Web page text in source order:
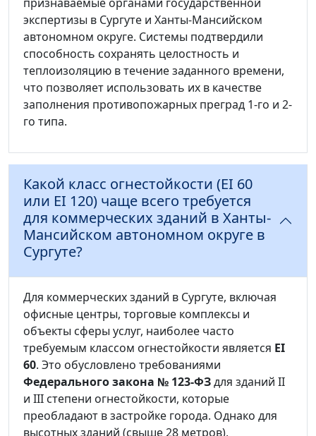
экспертизы в Сургуте и Ханты-Мансийском
автономном округе. Системы подтвердили
способность сохранять целостность и
теплоизоляцию в течение заданного времени,
что позволяет использовать их в качестве
заполнения противопожарных преград 1-го и 2-
го типа.
Какой класс огнестойкости (EI 60
или EI 120) чаще всего требуется
для коммерческих зданий в Ханты-
Мансийском автономном округе в
Сургуте?
Для коммерческих зданий в Сургуте, включая
офисные центры, торговые комплексы и
объекты сферы услуг, наиболее часто
требуемым классом огнестойкости является EI
60. Это обусловлено требованиями
Федерального закона № 123-ФЗдля зданий II
и III степени огнестойкости, которые
преобладают в застройке города. Однако для
высотных зданий (свыше 28 метров),